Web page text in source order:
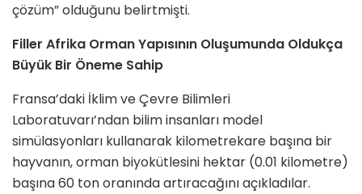
çözüm” olduğunu belirtmişti.
Filler Afrika Orman Yapısının Oluşumunda Oldukça
Büyük Bir Öneme Sahip
Fransa’daki İklim ve Çevre Bilimleri
Laboratuvarı’ndan bilim insanları model
simülasyonları kullanarak kilometrekare başına bir
hayvanın, orman biyokütlesini hektar (0.01 kilometre)
başına 60 ton oranında artıracağını açıkladılar.